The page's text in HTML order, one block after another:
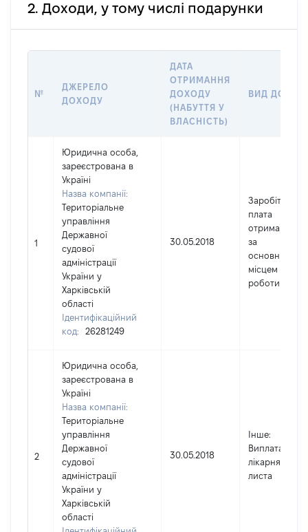
2. Доходи, у тому числі подарунки
№
ДЖЕРЕЛО
ДОХОДУ
ДАТА
ОТРИМАННЯ
ДОХОДУ
(НАБУТТЯ У
ВЛАСНІСТЬ)
ВИД
1
Юридична особа,
зареєстрована в
Україні
Назва компанії:
Територіальне
управління
Державної
судової
адміністрації
України у
Харківській
області
Ідентифікаційний
код:
26281249
30.05.2018
Заробітна
плата
отримана
за
основним
місцем
роботи
2
Юридична особа,
зареєстрована в
Україні
Назва компанії:
Територіальне
управління
Державної
судової
адміністрації
України у
Харківській
області
30.05.2018
Інше:
Виплата
лікарняного
листа